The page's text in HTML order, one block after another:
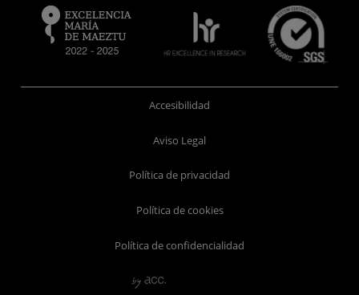
Accesibilidad
Aviso Legal
Política de privacidad
Política de cookies
Política de confidencialidad